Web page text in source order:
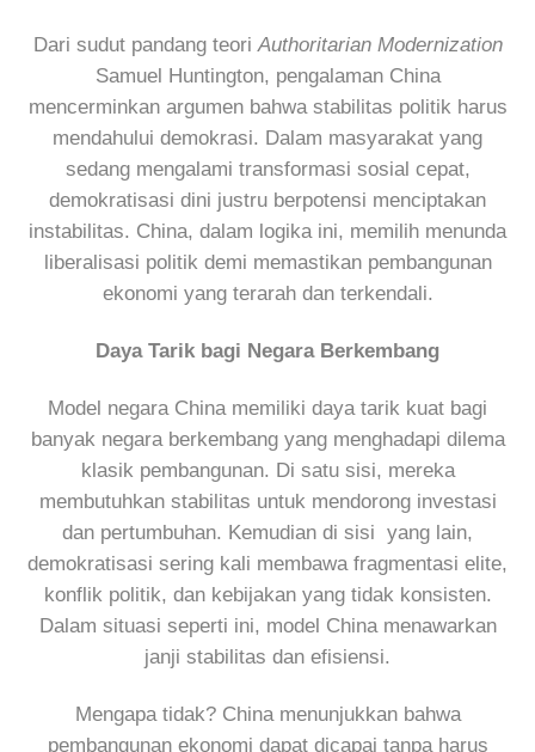
Dari sudut pandang teori Authoritarian Modernization
Samuel Huntington, pengalaman China
mencerminkan argumen bahwa stabilitas politik harus
mendahului demokrasi. Dalam masyarakat yang
sedang mengalami transformasi sosial cepat,
demokratisasi dini justru berpotensi menciptakan
instabilitas. China, dalam logika ini, memilih menunda
liberalisasi politik demi memastikan pembangunan
ekonomi yang terarah dan terkendali.
Daya Tarik bagi Negara Berkembang
Model negara China memiliki daya tarik kuat bagi
banyak negara berkembang yang menghadapi dilema
klasik pembangunan. Di satu sisi, mereka
membutuhkan stabilitas untuk mendorong investasi
dan pertumbuhan. Kemudian di sisi yang lain,
demokratisasi sering kali membawa fragmentasi elite,
konflik politik, dan kebijakan yang tidak konsisten.
Dalam situasi seperti ini, model China menawarkan
janji stabilitas dan efisiensi.
Mengapa tidak? China menunjukkan bahwa
pembangunan ekonomi dapat dicapai tanpa harus